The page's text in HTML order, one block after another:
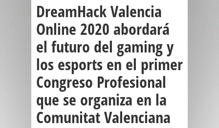
DreamHack Valencia
Online 2020 abordará
el futuro del gaming y
los esports en el primer
Congreso Profesional
que se organiza en la
Comunitat Valenciana